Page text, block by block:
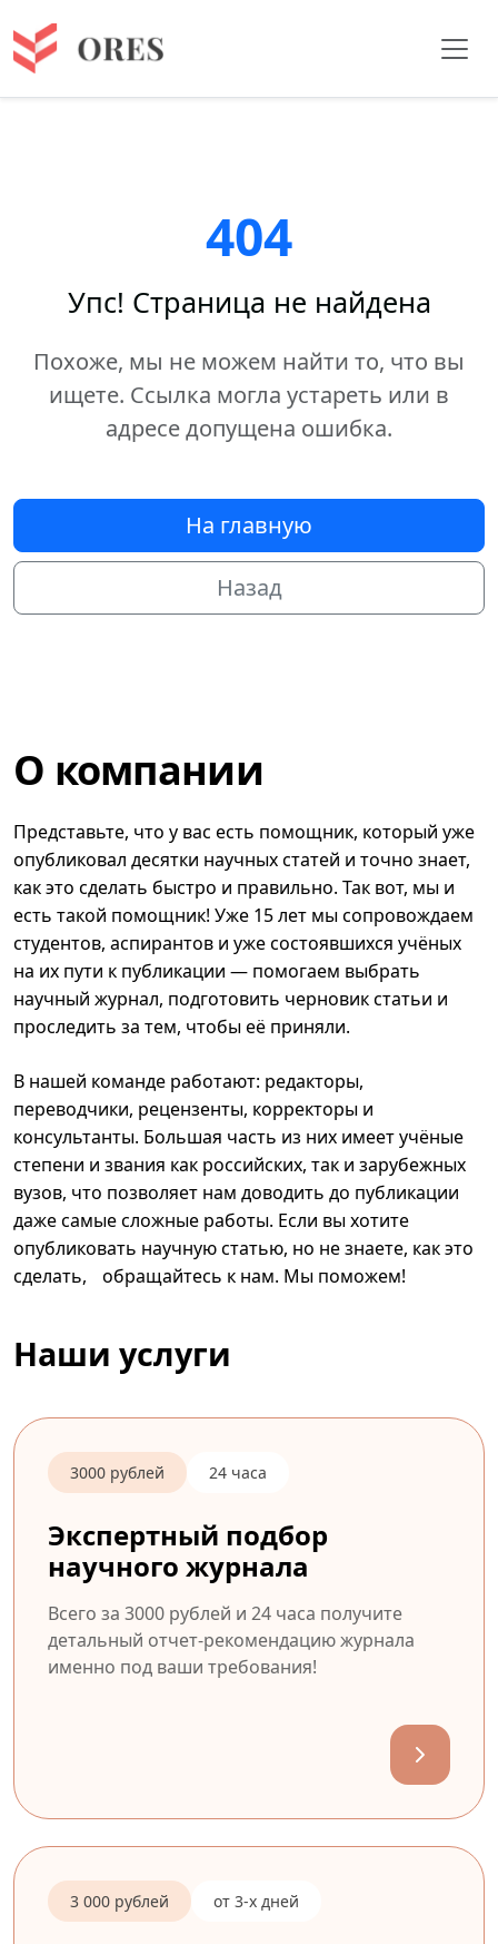
404
Упс! Страница не найдена
Похоже, мы не можем найти то, что вы
ищете. Ссылка могла устареть или в
адресе допущена ошибка.
На главную
Назад
О компании
Представьте, что у вас есть помощник, который уже
опубликовал десятки научных статей и точно знает,
как это сделать быстро и правильно. Так вот, мы и
есть такой помощник! Уже 15 лет мы сопровождаем
студентов, аспирантов и уже состоявшихся учёных
на их пути к публикации — помогаем выбрать
научный журнал, подготовить черновик статьи и
проследить за тем, чтобы её приняли.
В нашей команде работают: редакторы,
переводчики, рецензенты, корректоры и
консультанты. Большая часть из них имеет учёные
степени и звания как российских, так и зарубежных
вузов, что позволяет нам доводить до публикации
даже самые сложные работы. Если вы хотите
опубликовать научную статью, но не знаете, как это
сделать, обращайтесь к нам. Мы поможем!
Наши услуги
3000 рублей 24 часа
Экспертный подбор
научного журнала
Всего за 3000 рублей и 24 часа получите
детальный отчет-рекомендацию журнала
именно под ваши требования!
3 000 рублей от 3-х дней